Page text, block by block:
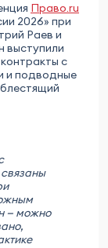
Право.ru
2026» при
Раев и
выступили
с
и подводные
— можно